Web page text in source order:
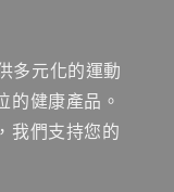
多元化的運動
的健康產品。
我們支持您的